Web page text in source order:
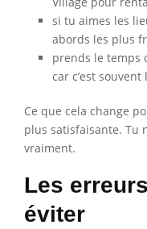
si tu aimes les
abords les plus
prends le temps
car c’est
Ce que cela change
plus satisfaisante. Tu
vraiment.
Les
éviter